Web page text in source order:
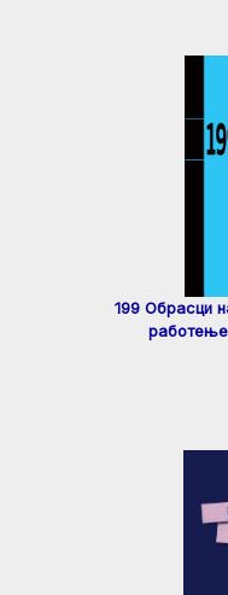
199 Обрасци
работење